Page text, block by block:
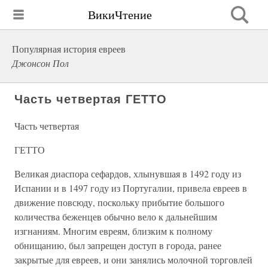
ВикиЧтение
Популярная история евреев
Джонсон Пол
Часть четвертая ГЕТТО
Часть четвертая
ГЕТТО
Великая диаспора сефардов, хлынувшая в 1492 году из
Испании и в 1497 году из Португалии, привела евреев в
движение повсюду, поскольку прибытие большого
количества беженцев обычно вело к дальнейшим
изгнаниям. Многим евреям, близким к полному
обнищанию, был запрещен доступ в города, ранее
закрытые для евреев, и они занялись молочной торговлей